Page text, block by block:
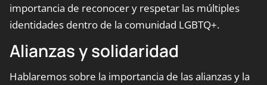
importancia de reconocer y respetar las múltiples
identidades dentro de la comunidad LGBTQ+.
Alianzas y solidaridad
Hablaremos sobre la importancia de las alianzas y la